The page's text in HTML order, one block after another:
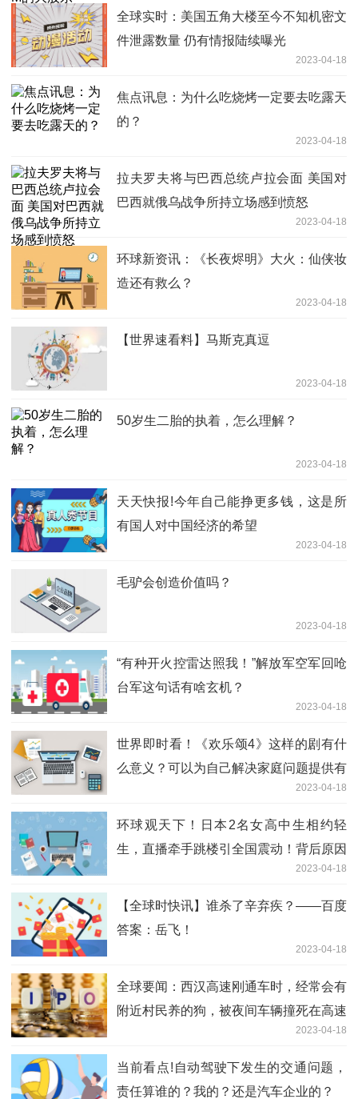
全球实时：美国五角大楼至今不知机密文
件泄露数量 仍有情报陆续曝光
2023-04-18
焦点讯息：为什么吃烧烤一定要去吃露天
的？
2023-04-18
拉夫罗夫将与巴西总统卢拉会面 美国对
巴西就俄乌战争所持立场感到愤怒
2023-04-18
环球新资讯：《长夜烬明》大火：仙侠妆
造还有救么？
2023-04-18
【世界速看料】马斯克真逗
2023-04-18
50岁生二胎的执着，怎么理解？
2023-04-18
天天快报!今年自己能挣更多钱，这是所
有国人对中国经济的希望
2023-04-18
毛驴会创造价值吗？
2023-04-18
“有种开火控雷达照我！”解放军空军回呛
台军这句话有啥玄机？
2023-04-18
世界即时看！《欢乐颂4》这样的剧有什
么意义？可以为自己解决家庭问题提供有
2023-04-18
环球观天下！日本2名女高中生相约轻
生，直播牵手跳楼引全国震动！背后原因
2023-04-18
【全球时快讯】谁杀了辛弃疾？——百度
答案：岳飞！
2023-04-18
全球要闻：西汉高速刚通车时，经常会有
附近村民养的狗，被夜间车辆撞死在高速
2023-04-18
当前看点!自动驾驶下发生的交通问题，
责任算谁的？我的？还是汽车企业的？